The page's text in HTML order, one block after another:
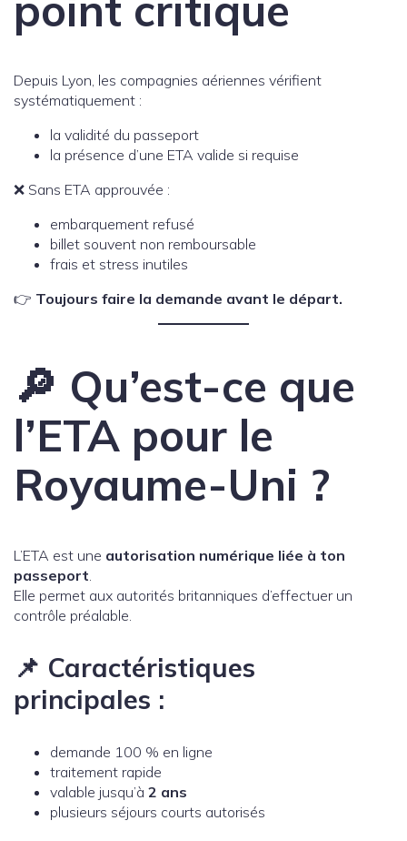
Depuis Lyon, les compagnies aériennes vérifient
systématiquement :
la validité du passeport
la présence d’une ETA valide si requise
❌ Sans ETA approuvée :
embarquement refusé
billet souvent non remboursable
frais et stress inutiles
👉 Toujours faire la demande avant le départ.
🔎 Qu’est-ce que
l’ETA pour le
Royaume-Uni ?
L’ETA est une autorisation numérique liée à ton
passeport.
Elle permet aux autorités britanniques d’effectuer un
contrôle préalable.
📌 Caractéristiques
principales :
demande 100 % en ligne
traitement rapide
valable jusqu’à 2 ans
plusieurs séjours courts autorisés